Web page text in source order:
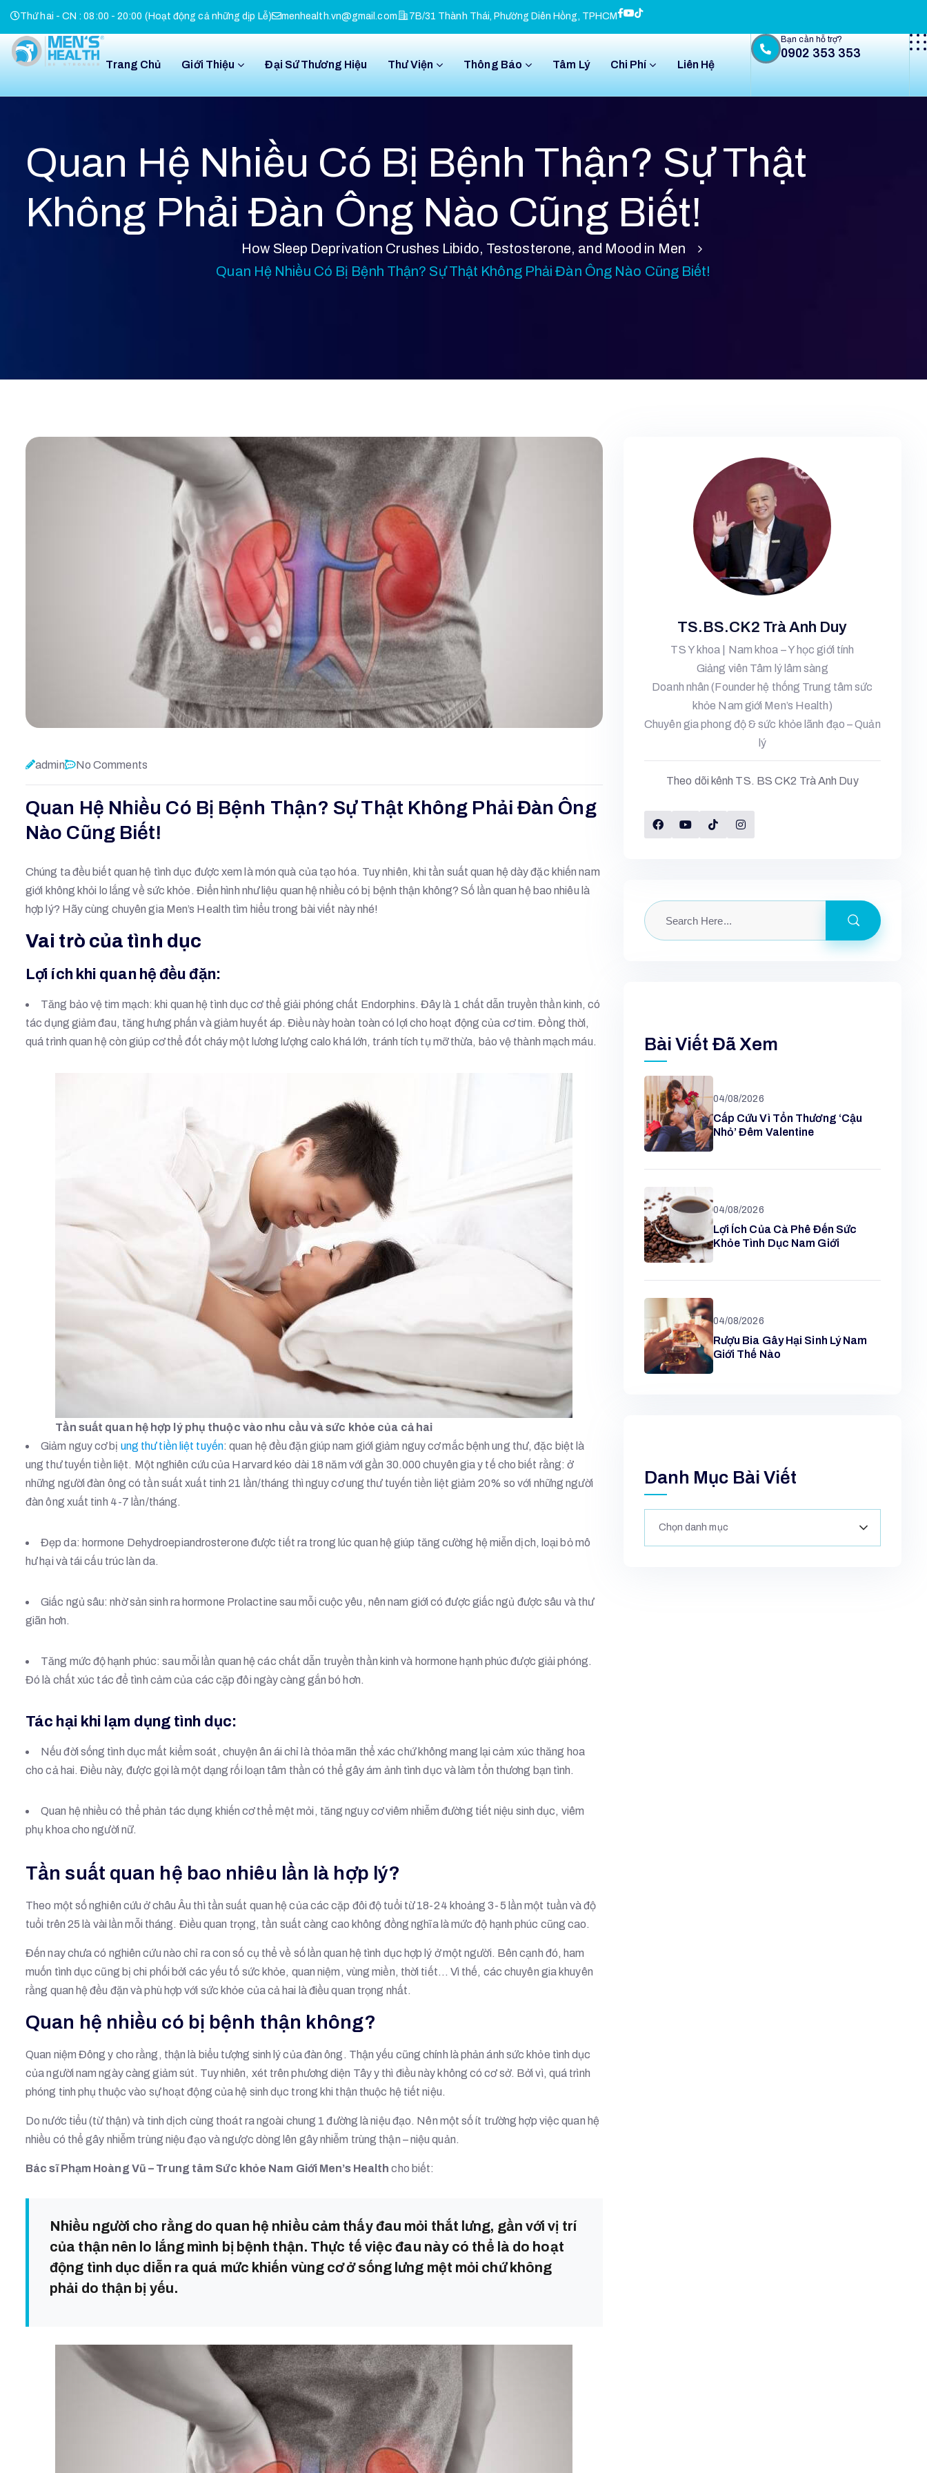
Thứ hai - CN : 08:00 - 20:00 (Hoạt động cả những dịp Lễ) menhealth.vn@gmail.com 7B/31 Thành Thái, Phường Diên Hồng, TPHCM
Trang Chủ Giới Thiệu Đại Sứ Thương Hiệu Thư Viện Thông Báo Tâm Lý Chi Phí Liên Hệ
Bạn cần hỗ trợ?
0902 353 353
Quan Hệ Nhiều Có Bị Bệnh Thận? Sự Thật
Không Phải Đàn Ông Nào Cũng Biết!
How Sleep Deprivation Crushes Libido, Testosterone, and Mood in Men
Quan Hệ Nhiều Có Bị Bệnh Thận? Sự Thật Không Phải Đàn Ông Nào Cũng Biết!
admin No Comments
Quan Hệ Nhiều Có Bị Bệnh Thận? Sự Thật Không Phải Đàn Ông
Nào Cũng Biết!
Chúng ta đều biết quan hệ tình dục được xem là món quà của tạo hóa. Tuy nhiên, khi tần suất quan hệ dày đặc khiến nam
giới không khỏi lo lắng về sức khỏe. Điển hình như liệu quan hệ nhiều có bị bệnh thận không? Số lần quan hệ bao nhiêu là
hợp lý? Hãy cùng chuyên gia Men’s Health tìm hiểu trong bài viết này nhé!
Vai trò của tình dục
Lợi ích khi quan hệ đều đặn:
Tăng bảo vệ tim mạch: khi quan hệ tình dục cơ thể giải phóng chất Endorphins. Đây là 1 chất dẫn truyền thần kinh, có
tác dụng giảm đau, tăng hưng phấn và giảm huyết áp. Điều này hoàn toàn có lợi cho hoạt động của cơ tim. Đồng thời,
quá trình quan hệ còn giúp cơ thể đốt cháy một lương lượng calo khá lớn, tránh tích tụ mỡ thừa, bảo vệ thành mạch máu.
Tần suất quan hệ hợp lý phụ thuộc vào nhu cầu và sức khỏe của cả hai
Giảm nguy cơ bị ung thư tiền liệt tuyến: quan hệ đều đặn giúp nam giới giảm nguy cơ mắc bệnh ung thư, đặc biệt là
ung thư tuyến tiền liệt. Một nghiên cứu của Harvard kéo dài 18 năm với gần 30.000 chuyên gia y tế cho biết rằng: ở
những người đàn ông có tần suất xuất tinh 21 lần/tháng thì nguy cơ ung thư tuyến tiền liệt giảm 20% so với những người
đàn ông xuất tinh 4-7 lần/tháng.
Đẹp da: hormone Dehydroepiandrosterone được tiết ra trong lúc quan hệ giúp tăng cường hệ miễn dịch, loại bỏ mô
hư hại và tái cấu trúc làn da.
Giấc ngủ sâu: nhờ sản sinh ra hormone Prolactine sau mỗi cuộc yêu, nên nam giới có được giấc ngủ được sâu và thư
giãn hơn.
Tăng mức độ hạnh phúc: sau mỗi lần quan hệ các chất dẫn truyền thần kinh và hormone hạnh phúc được giải phóng.
Đó là chất xúc tác để tình cảm của các cặp đôi ngày càng gắn bó hơn.
Tác hại khi lạm dụng tình dục:
Nếu đời sống tình dục mất kiểm soát, chuyện ân ái chỉ là thỏa mãn thể xác chứ không mang lại cảm xúc thăng hoa
cho cả hai. Điều này, được gọi là một dạng rối loạn tâm thần có thể gây ám ảnh tình dục và làm tổn thương bạn tình.
Quan hệ nhiều có thể phản tác dụng khiến cơ thể mệt mỏi, tăng nguy cơ viêm nhiễm đường tiết niệu sinh dục, viêm
phụ khoa cho người nữ.
Tần suất quan hệ bao nhiêu lần là hợp lý?
Theo một số nghiên cứu ở châu Âu thì tần suất quan hệ của các cặp đôi độ tuổi từ 18-24 khoảng 3-5 lần một tuần và độ
tuổi trên 25 là vài lần mỗi tháng. Điều quan trọng, tần suất càng cao không đồng nghĩa là mức độ hạnh phúc cũng cao.
Đến nay chưa có nghiên cứu nào chỉ ra con số cụ thể về số lần quan hệ tình dục hợp lý ở một người. Bên cạnh đó, ham
muốn tình dục cũng bị chi phối bởi các yếu tố sức khỏe, quan niệm, vùng miền, thời tiết… Vì thế, các chuyên gia khuyên
rằng quan hệ đều đặn và phù hợp với sức khỏe của cả hai là điều quan trọng nhất.
Quan hệ nhiều có bị bệnh thận không?
Quan niệm Đông y cho rằng, thận là biểu tượng sinh lý của đàn ông. Thận yếu cũng chính là phản ánh sức khỏe tình dục
của người nam ngày càng giảm sút. Tuy nhiên, xét trên phương diện Tây y thì điều này không có cơ sở. Bởi vì, quá trình
phóng tinh phụ thuộc vào sự hoạt động của hệ sinh dục trong khi thận thuộc hệ tiết niệu.
Do nước tiểu (từ thận) và tinh dịch cùng thoát ra ngoài chung 1 đường là niệu đạo. Nên một số ít trường hợp việc quan hệ
nhiều có thể gây nhiễm trùng niệu đạo và ngược dòng lên gây nhiễm trùng thận – niệu quản.
Bác sĩ Phạm Hoàng Vũ – Trung tâm Sức khỏe Nam Giới Men’s Healthcho biết:
Nhiều người cho rằng do quan hệ nhiều cảm thấy đau mỏi thắt lưng, gần với vị trí
của thận nên lo lắng mình bị bệnh thận. Thực tế việc đau này có thể là do hoạt
động tình dục diễn ra quá mức khiến vùng cơ ở sống lưng mệt mỏi chứ không
phải do thận bị yếu.
TS.BS.CK2 Trà Anh Duy
TS Y khoa | Nam khoa – Y học giới tính
Giảng viên Tâm lý lâm sàng
Doanh nhân (Founder hệ thống Trung tâm sức
khỏe Nam giới Men’s Health)
Chuyên gia phong độ & sức khỏe lãnh đạo – Quản
lý
Theo dõi kênh TS. BS CK2 Trà Anh Duy
Bài Viết Đã Xem
04/08/2026
Cấp Cứu Vì Tổn Thương ‘cậu
Nhỏ’ Đêm Valentine
04/08/2026
Lợi Ích Của Cà Phê Đến Sức
Khỏe Tình Dục Nam Giới
04/08/2026
Rượu Bia Gây Hại Sinh Lý Nam
Giới Thế Nào
Danh Mục Bài Viết
Chọn danh mục